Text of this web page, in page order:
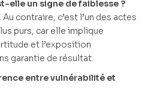
elle un signe de faiblesse ?
contraire, c’est l’un des actes
purs, car elle implique
et l’exposition
garantie de résultat.
entre vulnérabilité et